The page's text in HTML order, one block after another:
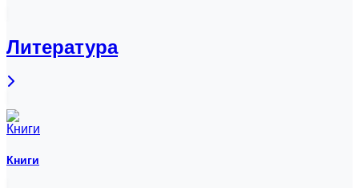
Литература
Книги